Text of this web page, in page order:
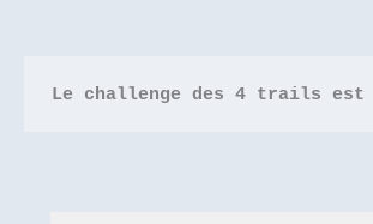
Le challenge des 4 trails est